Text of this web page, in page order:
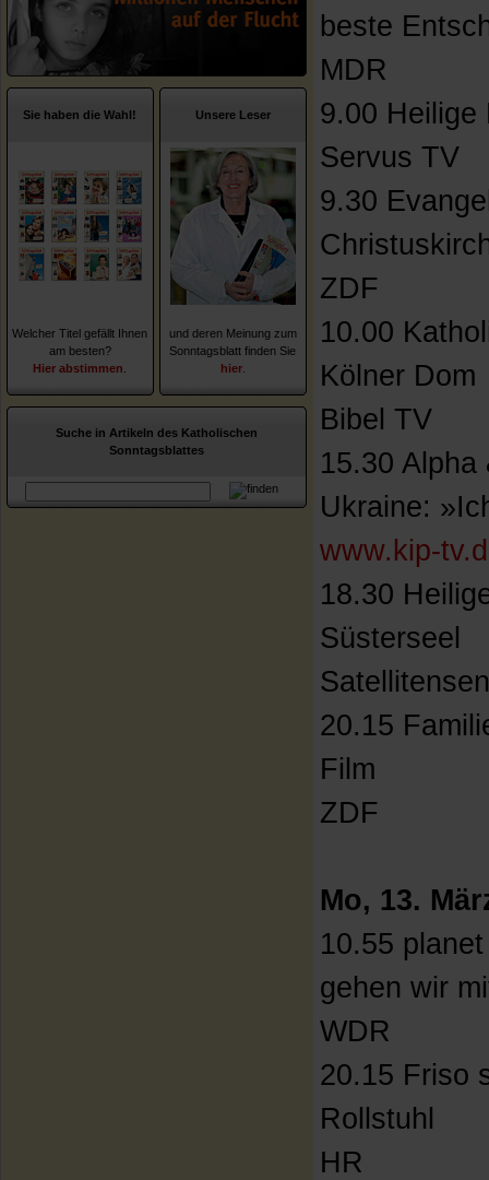
Sie haben die Wahl!
Welcher Titel gefällt Ihnen
am besten?
Hier abstimmen
Unsere Leser
und deren Meinung zum
Sonntagsblatt finden Sie
hier
Suche in Artikeln des Katholischen
Sonntagsblattes
beste
MDR
9.00 Heilige
Servus TV
9.30
ZDF
10.00
Kölner Dom
Bibel TV
15.30
Ukraine:
www.kip-
18.30
Süsterseel
20.15
Film
ZDF
Mo, 13.
10.55
gehen wir
WDR
20.15 Friso
Rollstuhl
HR